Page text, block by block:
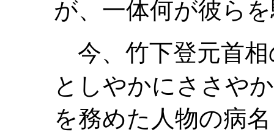
が、一体何が彼ら
今、竹下登元首相
としやかにささや
を務めた人物の病